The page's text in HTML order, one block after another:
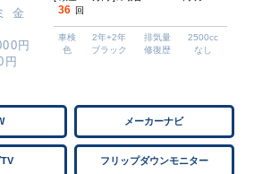
金
円
円
36 回
車検 2年+2年 排気量
2500cc
色
ブラック 修復歴 なし
メーカーナビ
フリップダウンモニター